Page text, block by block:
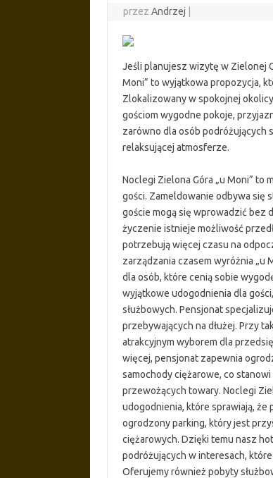
przezAndrzej
Jeśli planujesz wizytę w Zielonej
Moni” to wyjątkowa propozycja,
Zlokalizowany w spokojnej
gościom wygodne pokoje,
zarówno dla osób podróżujących
relaksującej atmosferze.
Noclegi Zielona Góra „u Moni” to
gości. Zameldowanie odbywa się
goście mogą się wprowadzić bez
życzenie istnieje możliwość
potrzebują więcej czasu na
zarządzania czasem wyróżnia „u
dla osób, które cenią sobie
wyjątkowe udogodnienia dla
służbowych. Pensjonat
przebywających na dłużej. Przy
atrakcyjnym wyborem dla
więcej, pensjonat zapewnia
samochody ciężarowe, co
przewożących towary. Noclegi
udogodnienia, które sprawiają,
ogrodzony parking, który jest
ciężarowych. Dzięki temu nasz
podróżujących w interesach,
Oferujemy również pobyty